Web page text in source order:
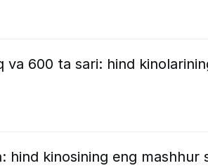
600 ta sari: hind
hind kinosining eng mashhur